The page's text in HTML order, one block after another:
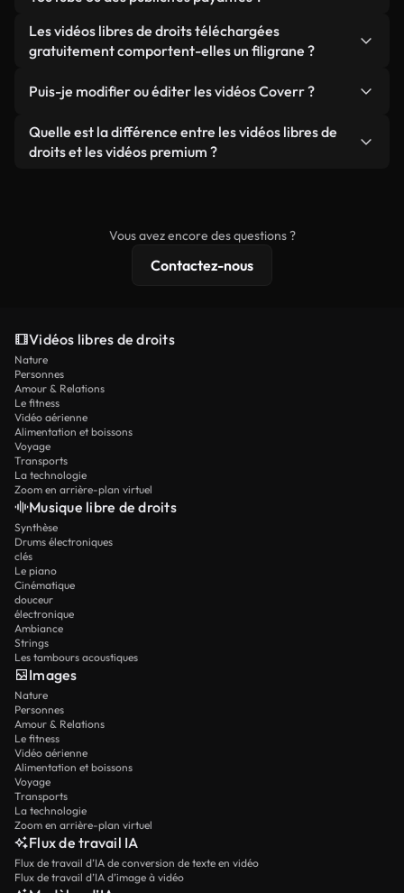
même si cela est toujours apprécié.
Oui. Toutes les séquences vidéo de Coverr peuvent
être utilisées dans des vidéos YouTube monétisées,
publicités clients, à condition de ne pas revendre
que produit autonome.
Les vidéos libres de droits téléchargées
gratuitement comportent-elles un filigrane ?
soient réelles ou générées par IA, ne comporte de
filigrane. Vous obtenez des images nettes et
prêtes à l'emploi.
Puis-je modifier ou éditer les vidéos Coverr ?
Oui. Vous pouvez librement découper, recadrer ou
remixer nos vidéos. Assurez-vous simplement que
Quelle est la différence entre les vidéos libres de
droits et les vidéos premium ?
résolution 4K et des protections de licence
Vous avez encore des questions ?
Contactez-nous
Vidéos libres de droits
Nature
Personnes
Amour & Relations
Le fitness
Vidéo aérienne
Alimentation et boissons
Voyage
Transports
La technologie
Zoom en arrière-plan virtuel
Musique libre de droits
Synthèse
Drums électroniques
clés
Le piano
Cinématique
douceur
électronique
Ambiance
Strings
Les tambours acoustiques
Images
Nature
Personnes
Amour & Relations
Le fitness
Vidéo aérienne
Alimentation et boissons
Voyage
Transports
La technologie
Zoom en arrière-plan virtuel
Flux de travail IA
Flux de travail d’IA de conversion de texte en vidéo
Flux de travail d’IA d’image à vidéo